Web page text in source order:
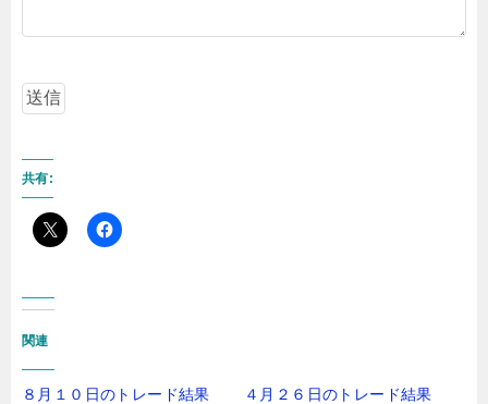
共有:
関連
８月１０日のトレード結果
４月２６日のトレード結果